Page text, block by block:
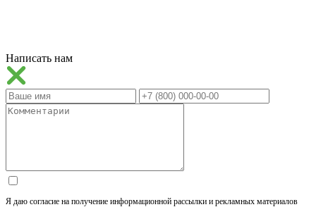
Написать нам
Я даю согласие на получение информационной рассылки и рекламных материалов